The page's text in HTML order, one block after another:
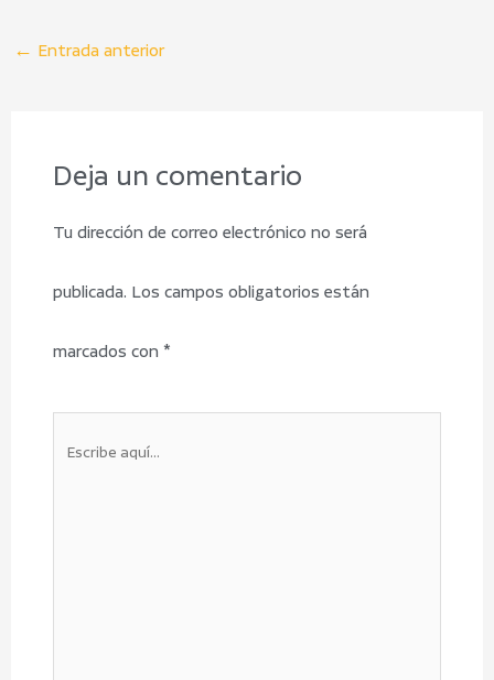
← Entrada anterior
Deja un comentario
Tu dirección de correo electrónico no será
publicada. Los campos obligatorios están
marcados con*
Escribe